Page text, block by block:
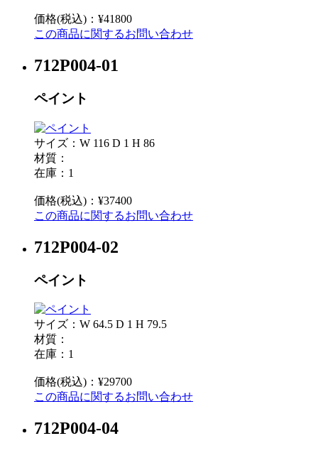
価格(税込)：¥41800
この商品に関するお問い合わせ
712P004-01
ペイント
サイズ：W 116 D 1 H 86
材質：
在庫：1
価格(税込)：¥37400
この商品に関するお問い合わせ
712P004-02
ペイント
サイズ：W 64.5 D 1 H 79.5
材質：
在庫：1
価格(税込)：¥29700
この商品に関するお問い合わせ
712P004-04